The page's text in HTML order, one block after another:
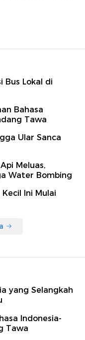
Bus Lokal di
Bahasa
Tawa
Ular Sanca
Meluas,
Water Bombing
Ini Mulai
yang Selangkah
Indonesia-
Tawa